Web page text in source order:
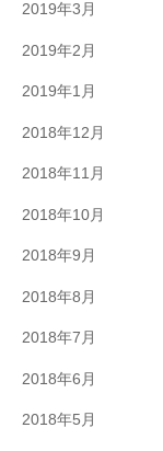
2019年3月
2019年2月
2019年1月
2018年12月
2018年11月
2018年10月
2018年9月
2018年8月
2018年7月
2018年6月
2018年5月